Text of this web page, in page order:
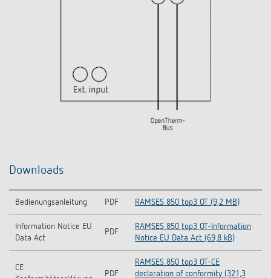
Downloads
Bedienungsanleitung PDF RAMSES 850 top3 OT (9,2 MB)
Information Notice EU
Data Act
PDF
RAMSES 850 top3 OT-Information
Notice EU Data Act (69,8 kB)
CE
PDF
RAMSES 850 top3 OT-CE
declaration of conformity (321,3